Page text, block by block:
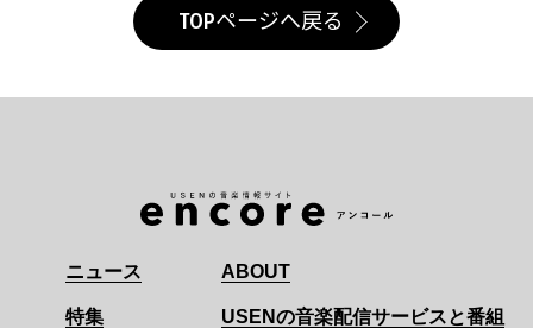
TOPページへ戻る
ニュース
特集
ABOUT
USENの音楽配信サービスと番組